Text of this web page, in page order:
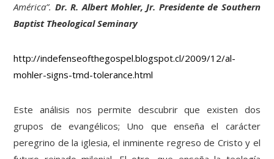
América”. Dr. R. Albert Mohler, Jr. Presidente de Southern
Baptist Theological Seminary
http://indefenseofthegospel.blogspot.cl/2009/12/al-
mohler-signs-tmd-tolerance.html
Este análisis nos permite descubrir que existen dos
grupos de evangélicos; Uno que enseña el carácter
peregrino de la iglesia, el inminente regreso de Cristo y el